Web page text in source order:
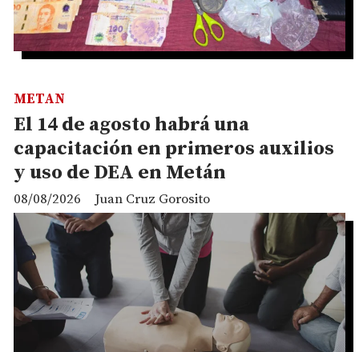
El 14 de agosto habrá una
capacitación en primeros auxilios
y uso de DEA en Metán
Juan Cruz Gorosito
METAN
08/08/2026